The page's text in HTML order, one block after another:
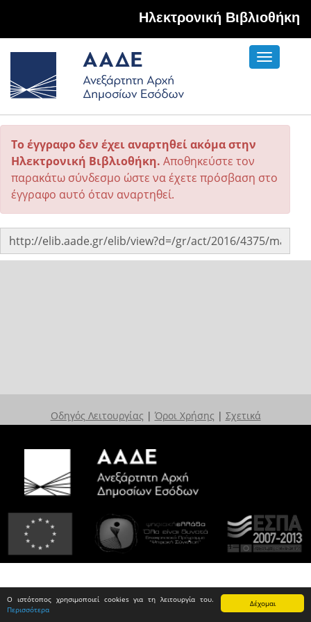
Δέχομαι
Ο ιστότοπος χρησιμοποιεί cookies για τη λειτουργία του.
Περισσότερα
Hλεκτρονική Βιβλιοθήκη
Toggle
Το έγγραφο δεν έχει αναρτηθεί ακόμα στην
Ηλεκτρονική Βιβλιοθήκη. Αποθηκεύστε τον
παρακάτω σύνδεσμο ώστε να έχετε πρόσβαση στο
έγγραφο αυτό όταν αναρτηθεί.
Οδηγός Λειτουργίας | Όροι Χρήσης | Σχετικά